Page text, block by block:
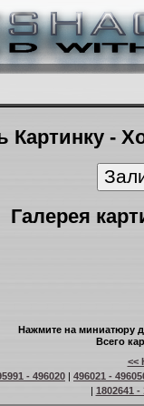
Картинку -
Галерея
Нажмите на миниатюру
Всего
<<
- 496020 | 496021 -
| 1802641 -